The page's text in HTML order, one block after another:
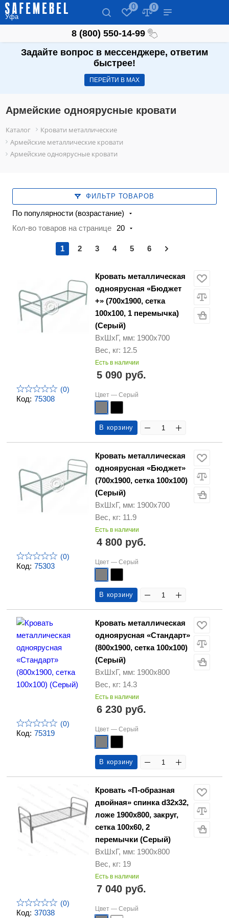
Уфа
0 0
8 (800) 550-14-99
Задайте вопрос в мессенджере, ответим
быстрее!
ПЕРЕЙТИ В МАХ
Армейские одноярусные кровати
Каталог
Кровати металлические
Армейские металлические кровати
Армейские одноярусные кровати
ФИЛЬТР ТОВАРОВ
По популярности (возрастание)
Кол-во товаров на странице
20
1 2 3 4 5 6
Код: 75308
(0)
Кровать металлическая
одноярусная «Бюджет
+» (700х1900, сетка
100х100, 1 перемычка)
(Серый)
ВхШхГ, мм: 1900х700
Вес, кг: 12.5
Есть в наличии
5 090 руб.
Цвет — Серый
В корзину
Код: 75303
(0)
Кровать металлическая
одноярусная «Бюджет»
(700х1900, сетка 100х100)
(Серый)
ВхШхГ, мм: 1900х700
Вес, кг: 11.9
Есть в наличии
4 800 руб.
Цвет — Серый
В корзину
Код: 75319
(0)
Кровать металлическая
одноярусная «Стандарт»
(800х1900, сетка 100х100)
(Серый)
ВхШхГ, мм: 1900х800
Вес, кг: 14.3
Есть в наличии
6 230 руб.
Цвет — Серый
В корзину
Код: 37038
(0)
Кровать «П-образная
двойная» спинка d32х32,
ложе 1900х800, закруг,
сетка 100х60, 2
перемычки (Серый)
ВхШхГ, мм: 1900х800
Вес, кг: 19
Есть в наличии
7 040 руб.
Цвет — Серый